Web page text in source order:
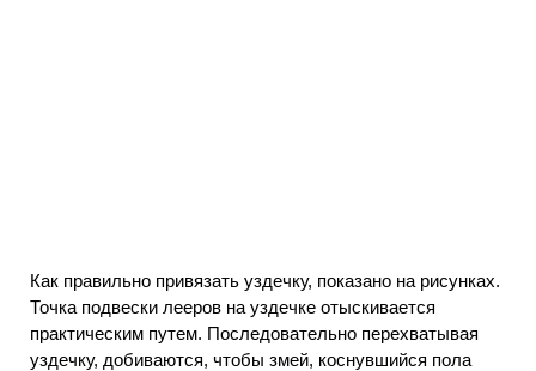
Как правильно привязать уздечку, показано на рисунках.
Точка подвески лееров на уздечке отыскивается
практическим путем. Последовательно перехватывая
уздечку, добиваются, чтобы змей, коснувшийся пола